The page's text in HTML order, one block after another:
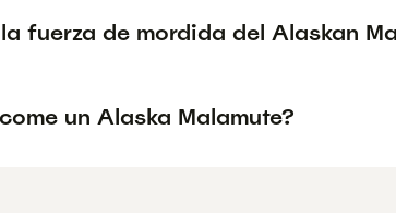
fuerza de mordida del Alaskan
un Alaska Malamute?